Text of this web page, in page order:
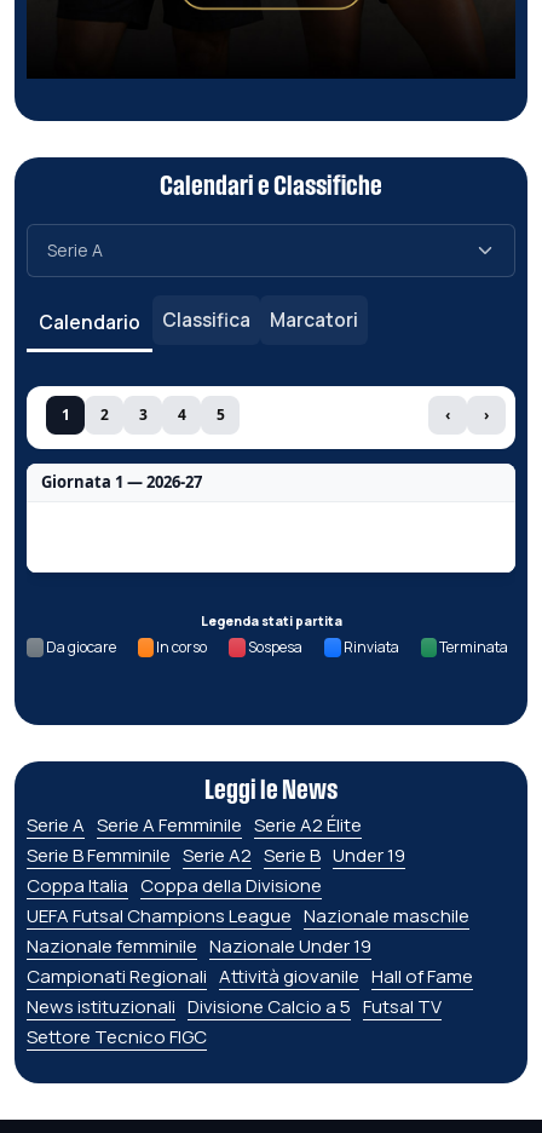
Calendari e Classifiche
Calendario Classifica Marcatori
1 2 3 4 5 ‹ ›
Giornata 1 — 2026-27
Legenda stati partita
Da giocare In corso Sospesa Rinviata Terminata
Leggi le News
Serie A Serie A Femminile Serie A2 Élite
Serie B Femminile Serie A2 Serie B Under 19
Coppa Italia Coppa della Divisione
UEFA Futsal Champions League Nazionale maschile
Nazionale femminile Nazionale Under 19
Campionati Regionali Attività giovanile Hall of Fame
News istituzionali Divisione Calcio a 5 Futsal TV
Settore Tecnico FIGC